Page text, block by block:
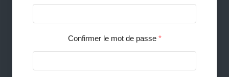
Confirmer le mot de passe *